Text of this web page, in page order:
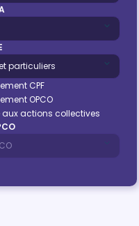
CPF
OPCO
aux actions collectives